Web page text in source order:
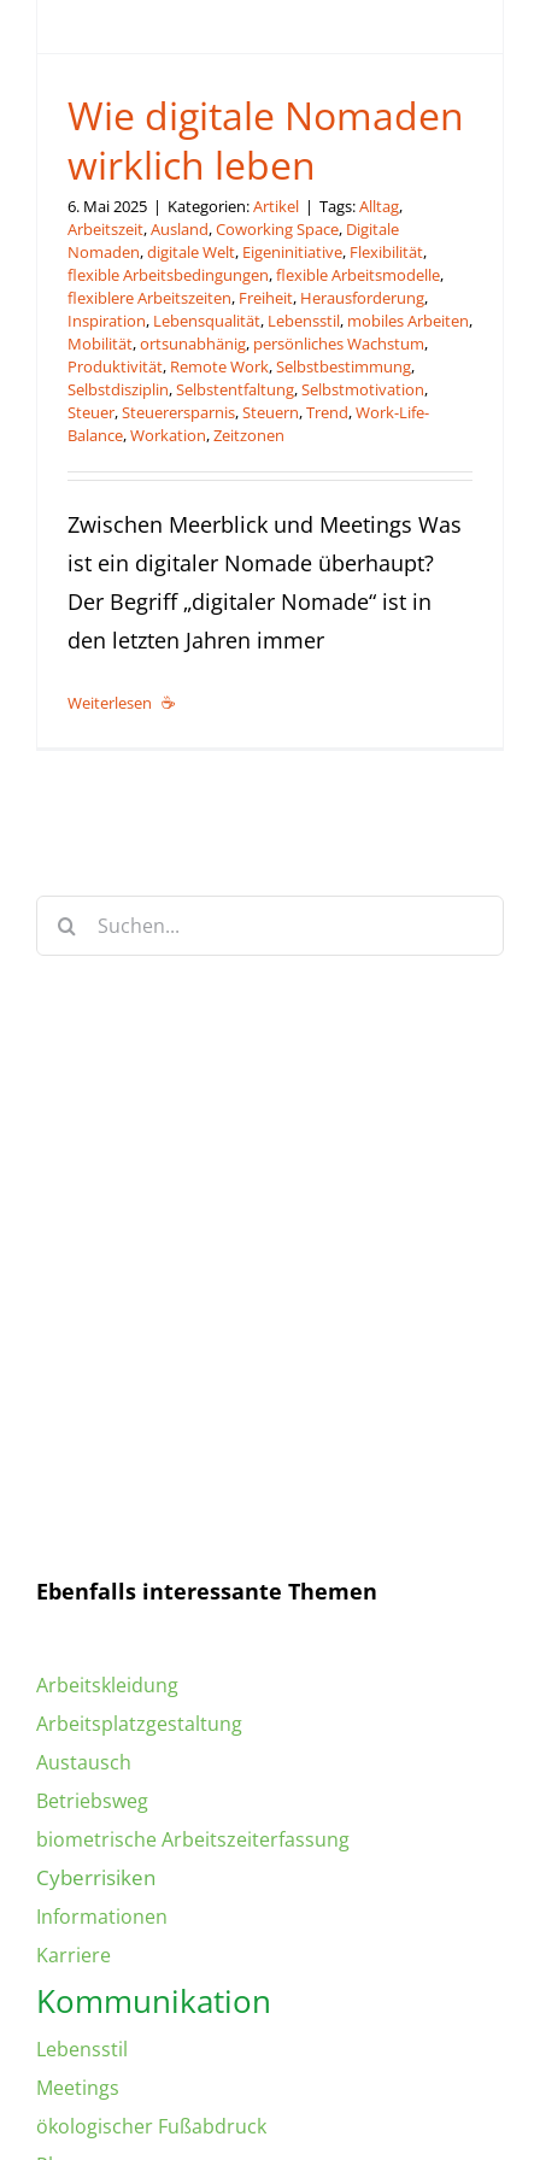
Wie digitale Nomaden
wirklich leben
6. Mai 2025 | Kategorien:Artikel | Tags:Alltag,
Arbeitszeit,Ausland,Coworking Space, Digitale
Nomaden,digitale Welt, Eigeninitiative, Flexibilität,
flexible Arbeitsbedingungen,flexible Arbeitsmodelle,
flexiblere Arbeitszeiten, Freiheit, Herausforderung,
Inspiration, Lebensqualität, Lebensstil, mobiles Arbeiten,
Mobilität,ortsunabhänig, persönliches Wachstum,
Produktivität, Remote Work,Selbstbestimmung,
Selbstdisziplin,Selbstentfaltung,Selbstmotivation,
Steuer,Steuerersparnis,Steuern,Trend,Work-Life-
Balance,Workation,Zeitzonen
Zwischen Meerblick und Meetings Was
ist ein digitaler Nomade überhaupt?
Der Begriff „digitaler Nomade“ ist in
den letzten Jahren immer
Weiterlesen
Suche
nach:
Ebenfalls interessante Themen
Arbeitskleidung
Arbeitsplatzgestaltung
Austausch
Betriebsweg
biometrische Arbeitszeiterfassung
Cyberrisiken
Informationen
Karriere
Kommunikation
Lebensstil
Meetings
ökologischer Fußabdruck